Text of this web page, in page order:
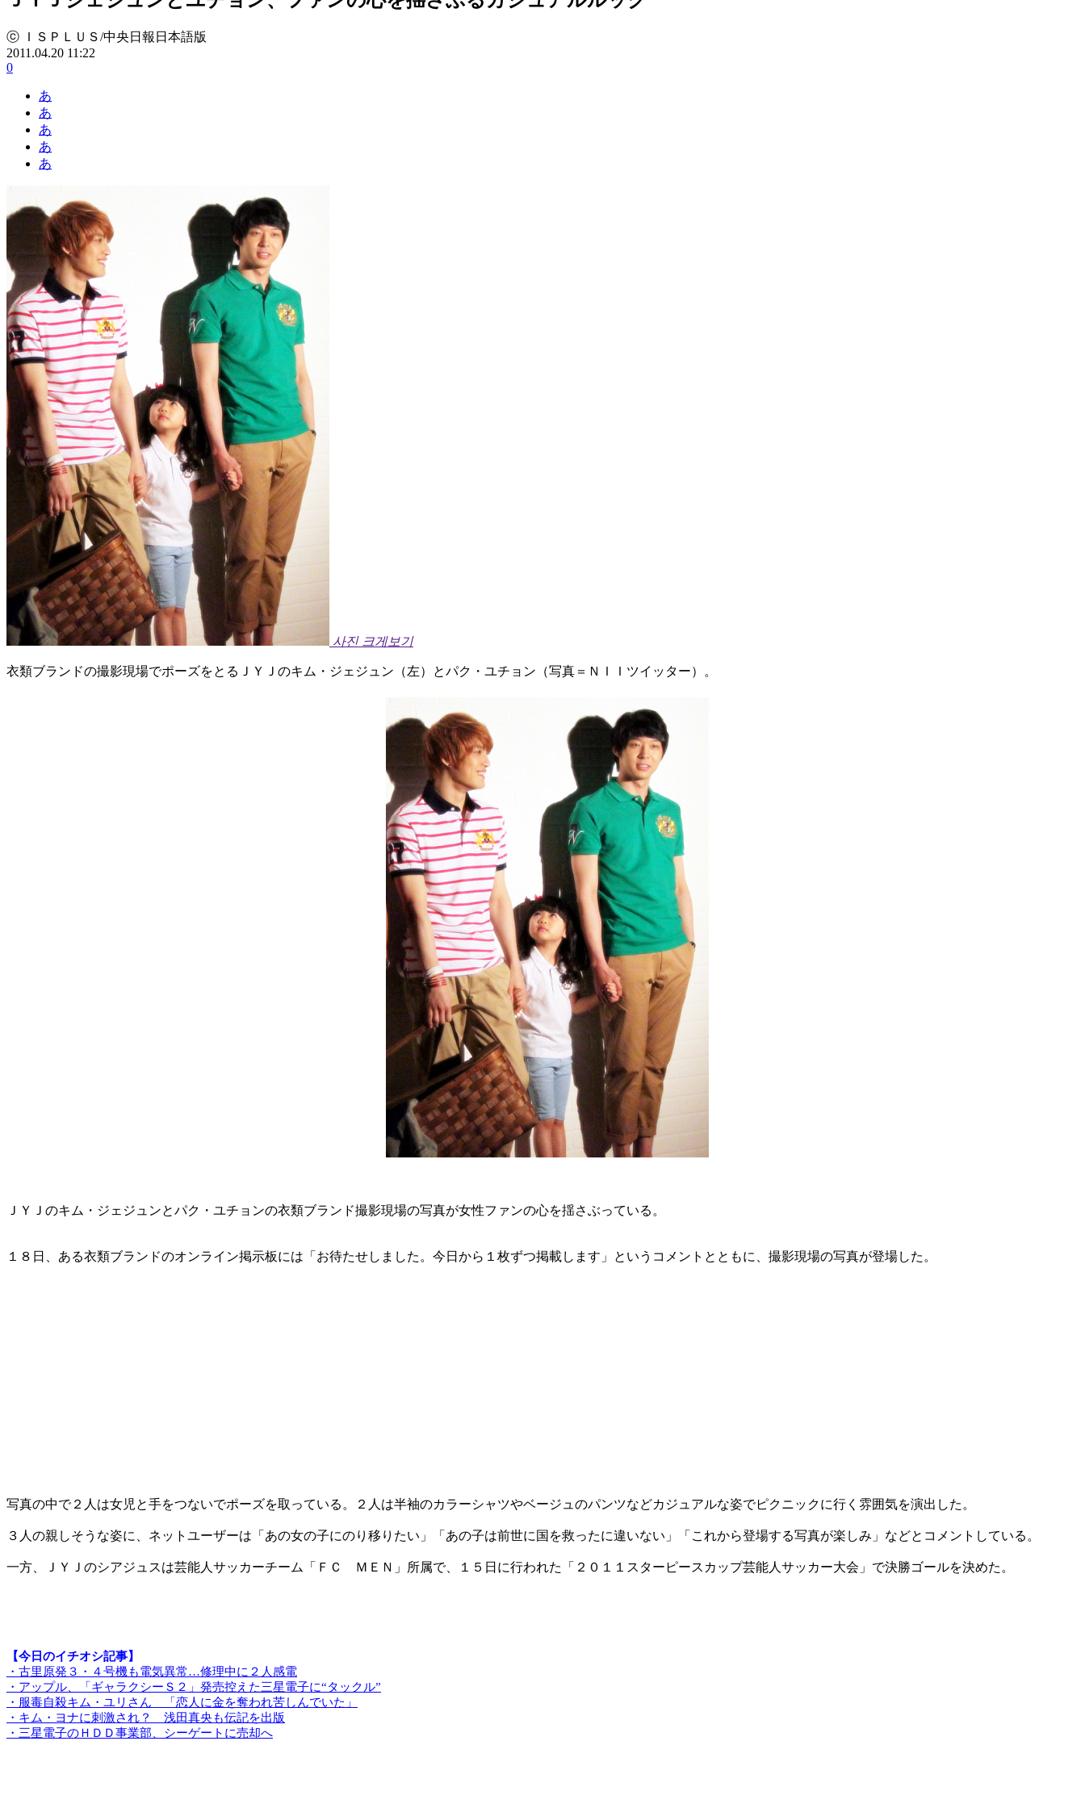
ⓒ ＩＳＰＬＵＳ/中央日報日本語版
2011.04.20 11:22
0
あ
あ
あ
あ
あ
사진 크게보기
衣類ブランドの撮影現場でポーズをとるＪＹＪのキム・ジェジュン（左）とパク・ユチョン（写真＝ＮＩＩツイッター）。
ＪＹＪのキム・ジェジュンとパク・ユチョンの衣類ブランド撮影現場の写真が女性ファンの心を揺さぶっている。
１８日、ある衣類ブランドのオンライン掲示板には「お待たせしました。今日から１枚ずつ掲載します」というコメントとともに、撮影現場の写真が登場した。
写真の中で２人は女児と手をつないでポーズを取っている。２人は半袖のカラーシャツやベージュのパンツなどカジュアルな姿でピクニックに行く雰囲気を演出した。
３人の親しそうな姿に、ネットユーザーは「あの女の子にのり移りたい」「あの子は前世に国を救ったに違いない」「これから登場する写真が楽しみ」などとコメントしている。
一方、ＪＹＪのシアジュスは芸能人サッカーチーム「ＦＣ ＭＥＮ」所属で、１５日に行われた「２０１１スターピースカップ芸能人サッカー大会」で決勝ゴールを決めた。
【今日のイチオシ記事】
・古里原発３・４号機も電気異常…修理中に２人感電
・アップル、「ギャラクシーＳ２」発売控えた三星電子に“タックル”
・服毒自殺キム・ユリさん 「恋人に金を奪われ苦しんでいた」
・キム・ヨナに刺激され？ 浅田真央も伝記を出版
・三星電子のＨＤＤ事業部、シーゲートに売却へ